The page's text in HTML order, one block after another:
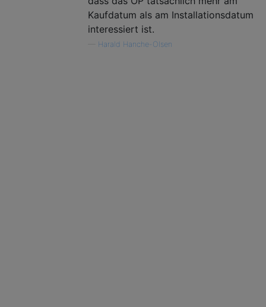
Kaufdatum als am Installationsdatum
interessiert ist.
Harald Hanche-Olsen